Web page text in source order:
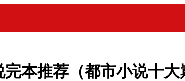
本推荐（都市小说十大